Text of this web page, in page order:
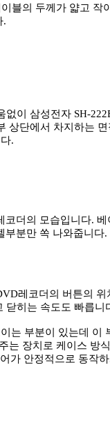
블의 두께가 얇고 작
.
이 삼성전자 SH-
상단에서 차지하는
.
더의 모습입니다.
분만 쏙 나와줍니다
레코더의 버튼의
닫히는 속도도 빠릅니
는 부분이 있는데 이
는 장치로 케이스 방
가 안정적으로 동작